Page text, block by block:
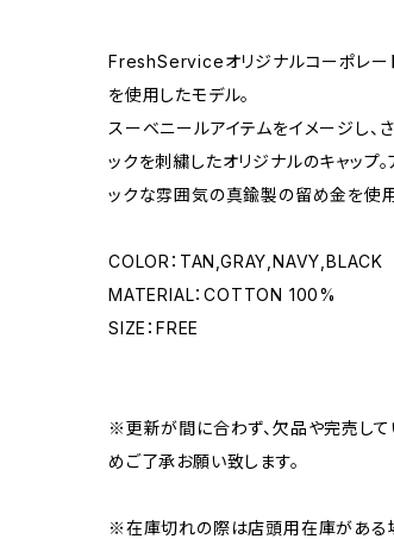
FreshServiceオリジナルコーポレー
を使用したモデル。
スーベニールアイテムをイメージし、
ックを刺繍したオリジナルのキャップ
ックな雰囲気の真鍮製の留め金を使用
COLOR：TAN,GRAY,NAVY,BLACK
MATERIAL：COTTON 100%
SIZE：FREE
※更新が間に合わず、欠品や完売し
めご了承お願い致します。
※在庫切れの際は店頭用在庫がある